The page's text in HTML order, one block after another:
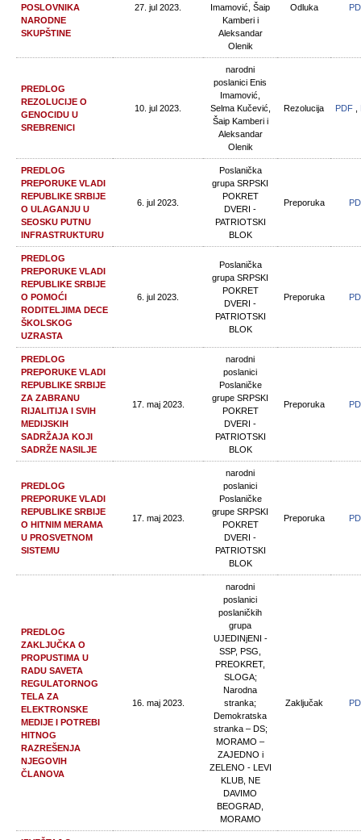
POSLOVNIKA
NARODNE
SKUPŠTINE
27. jul 2023.
Imamović, Šaip
Kamberi i
Aleksandar
Olenik
Odluka
PREDLOG
REZOLUCIJE O
GENOCIDU U
SREBRENICI
10. jul 2023.
narodni
poslanici Enis
Imamović,
Selma Kučević,
Šaip Kamberi i
Aleksandar
Olenik
Rezolucija PDF
PREDLOG
PREPORUKE VLADI
REPUBLIKE SRBIJE
O ULAGANJU U
SEOSKU PUTNU
INFRASTRUKTURU
6. jul 2023.
Poslanička
grupa SRPSKI
POKRET
DVERI -
PATRIOTSKI
BLOK
Preporuka
PREDLOG
PREPORUKE VLADI
REPUBLIKE SRBIJE
O POMOĆI
RODITELJIMA DECE
ŠKOLSKOG
UZRASTA
6. jul 2023.
Poslanička
grupa SRPSKI
POKRET
DVERI -
PATRIOTSKI
BLOK
Preporuka
PREDLOG
PREPORUKE VLADI
REPUBLIKE SRBIJE
ZA ZABRANU
RIJALITIJA I SVIH
MEDIJSKIH
SADRŽAJA KOJI
SADRŽE NASILJE
17. maj 2023.
narodni
poslanici
Poslaničke
grupe SRPSKI
POKRET
DVERI -
PATRIOTSKI
BLOK
Preporuka
PREDLOG
PREPORUKE VLADI
REPUBLIKE SRBIJE
O HITNIM MERAMA
U PROSVETNOM
SISTEMU
17. maj 2023.
narodni
poslanici
Poslaničke
grupe SRPSKI
POKRET
DVERI -
PATRIOTSKI
BLOK
Preporuka
PREDLOG
ZAKLJUČKA O
PROPUSTIMA U
RADU SAVETA
REGULATORNOG
TELA ZA
ELEKTRONSKE
MEDIJE I POTREBI
HITNOG
RAZREŠENJA
NJEGOVIH
ČLANOVA
16. maj 2023.
narodni
poslanici
poslaničkih
grupa
UJEDINjENI -
SSP, PSG,
PREOKRET,
SLOGA;
Narodna
stranka;
Demokratska
stranka – DS;
MORAMO –
ZAJEDNO i
ZELENO - LEVI
KLUB, NE
DAVIMO
BEOGRAD,
MORAMO
Zaključak